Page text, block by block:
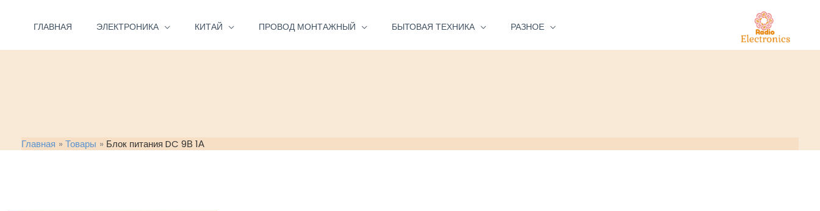
ГЛАВНАЯ ЭЛЕКТРОНИКА КИТАЙ ПРОВОД МОНТАЖНЫЙ БЫТОВАЯ ТЕХНИКА РАЗНОЕ
Главная Товары Блок питания DC 9В 1А